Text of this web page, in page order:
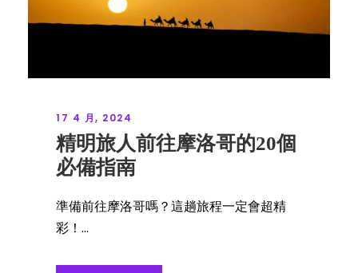
17 4 月, 2024
精明旅人前往摩洛哥的20個
必備指南
準備前往摩洛哥嗎？這趟旅程一定會超精
彩！...